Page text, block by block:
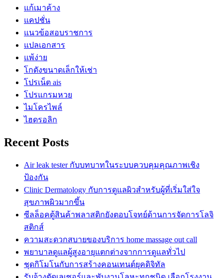
แก้เมาค้าง
แคปชั่น
แนวข้อสอบราชการ
แปลเอกสาร
แพ้ง่าย
โกดังขนาดเล็กให้เช่า
โปรเน็ต ais
โปรแกรมหวย
ไมโครไพล์
ไฮดรอลิก
Recent Posts
Air leak tester กับบทบาทในระบบควบคุมคุณภาพเชิง
ป้องกัน
Clinic Dermatology กับการดูแลผิวสำหรับผู้ที่เริ่มใส่ใจ
สุขภาพผิวมากขึ้น
ซีลล็อคตู้สินค้าพลาสติกยังตอบโจทย์ด้านการจัดการโลจิ
สติกส์
ความสะดวกสบายของบริการ home massage out call
พยาบาลดูแลผู้สูงอายุแตกต่างจากการดูแลทั่วไป
ชุดกิโมโนกับการสร้างคอนเทนต์ยุคดิจิทัล